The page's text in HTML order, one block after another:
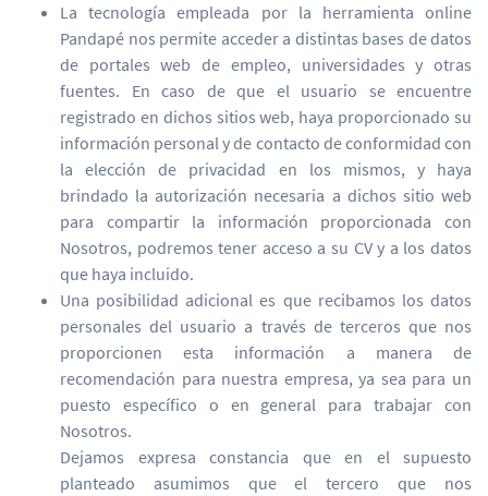
La tecnología empleada por la herramienta online
Pandapé nos permite acceder a distintas bases de datos
de portales web de empleo, universidades y otras
fuentes. En caso de que el usuario se encuentre
registrado en dichos sitios web, haya proporcionado su
información personal y de contacto de conformidad con
la elección de privacidad en los mismos, y haya
brindado la autorización necesaria a dichos sitio web
para compartir la información proporcionada con
Nosotros, podremos tener acceso a su CV y a los datos
que haya incluido.
Una posibilidad adicional es que recibamos los datos
personales del usuario a través de terceros que nos
proporcionen esta información a manera de
recomendación para nuestra empresa, ya sea para un
puesto específico o en general para trabajar con
Nosotros.
Dejamos expresa constancia que en el supuesto
planteado asumimos que el tercero que nos